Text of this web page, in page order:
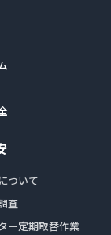
ついて
査
ー定期取替作業